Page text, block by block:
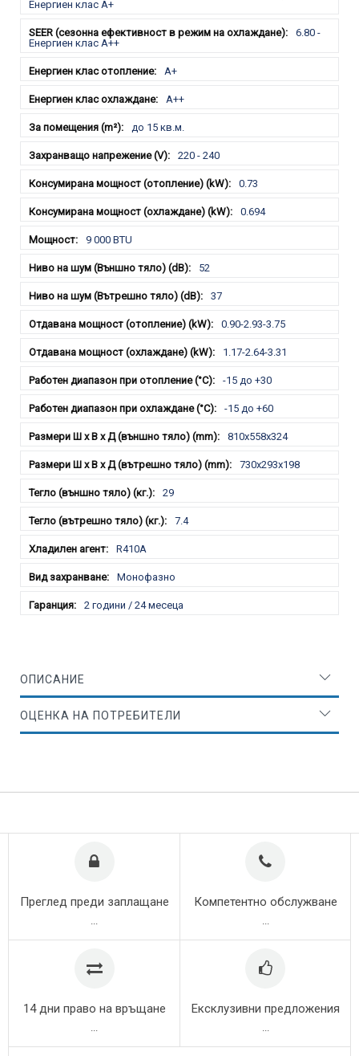
Енергиен клас А+
6.80 -
Енергиен клас А++
A+
A++
до 15 кв.м.
220 - 240
0.73
0.694
9 000 BTU
52
37
0.90-2.93-3.75
1.17-2.64-3.31
-15 до +30
-15 до +60
810x558x324
730x293x198
29
7.4
R410A
Монофазно
2 години / 24 месеца
ОПИСАНИЕ
ОЦЕНКА НА ПОТРЕБИТЕЛИ
Преглед преди заплащане Компетентно обслужване
14 дни право на връщане Ексклузивни предложения